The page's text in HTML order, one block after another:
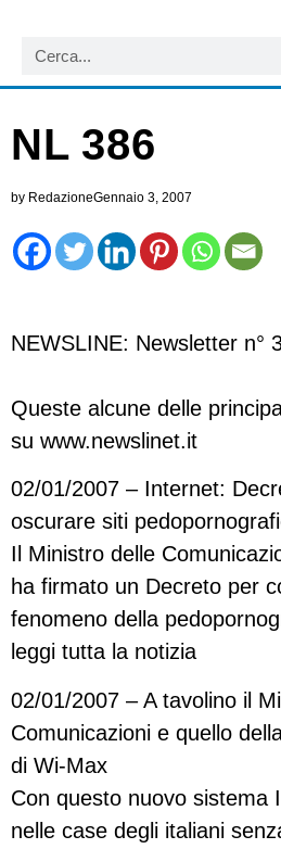
NL 386
by RedazioneGennaio 3, 2007
NEWSLINE: Newsletter n°
Queste alcune delle
su www.newslinet.it
02/01/2007 – Internet:
oscurare siti
Il Ministro delle
ha firmato un Decreto per
fenomeno della
leggi tutta la notizia
02/01/2007 – A tavolino il
Comunicazioni e quello
di Wi-Max
Con questo nuovo sistema
nelle case degli italiani